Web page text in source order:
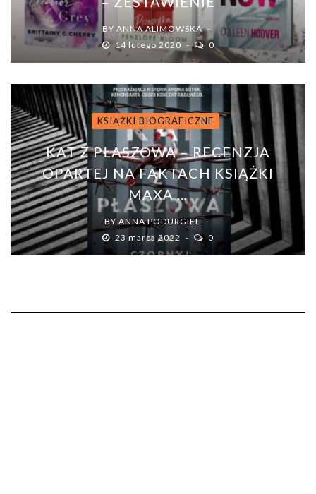
BY ANNA ALIMOWSKA
14 lutego 2020
0
KSIĄŻKI BIOGRAFICZNE
KAT Z PŁASZOWA – RECENZJA
OPARTEJ NA FAKTACH KSIĄŻKI
MAXA ...
BY ANNA PODURGIEL
23 marca 2022
0